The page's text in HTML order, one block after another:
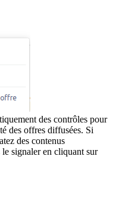
des contrôles pour
des offres diffusées. Si
des contenus
signaler en cliquant sur